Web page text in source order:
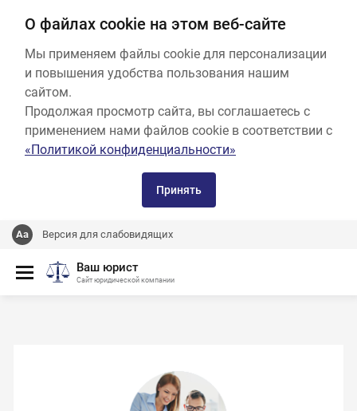
О файлах cookie на этом веб-сайте
Мы применяем файлы cookie для персонализации
и повышения удобства пользования нашим
сайтом.
Продолжая просмотр сайта, вы соглашаетесь с
применением нами файлов cookie в соответствии с
«Политикой конфиденциальности»
Принять
Версия для слабовидящих
Ваш юрист
Сайт юридической компании